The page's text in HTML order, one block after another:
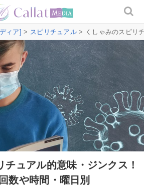
ィア] > スピリチュアル > くしゃみのスピリ
チュアル的意味・ジンクス！
数や時間・曜日別